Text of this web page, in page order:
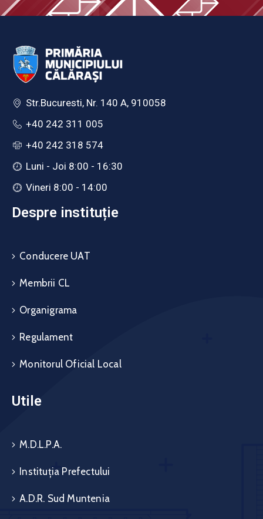
Str.Bucuresti, Nr. 140 A, 910058
+40 242 311 005
+40 242 318 574
Luni - Joi 8:00 - 16:30
Vineri 8:00 - 14:00
Despre instituție
Conducere UAT
Membrii CL
Organigrama
Regulament
Monitorul Oficial Local
Utile
M.D.L.P.A.
Instituția Prefectului
A.D.R. Sud Muntenia